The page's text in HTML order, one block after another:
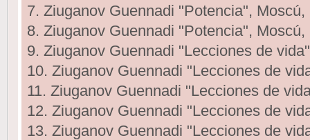
7. Ziuganov Guennadi "Potencia", Мoscú,
8. Ziuganov Guennadi "Potencia", Мoscú,
9. Ziuganov Guennadi "Lecciones de
10. Ziuganov Guennadi "Lecciones de
11. Ziuganov Guennadi "Lecciones de
12. Ziuganov Guennadi "Lecciones de
13. Ziuganov Guennadi "Lecciones de